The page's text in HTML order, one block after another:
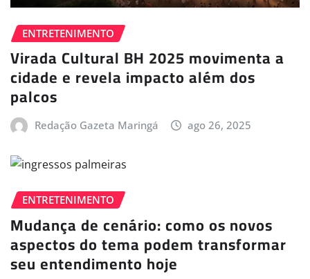
ENTRETENIMENTO
Virada Cultural BH 2025 movimenta a
cidade e revela impacto além dos
palcos
Redação Gazeta Maringá ago 26, 2025
ENTRETENIMENTO
Mudança de cenário: como os novos
aspectos do tema podem transformar
seu entendimento hoje